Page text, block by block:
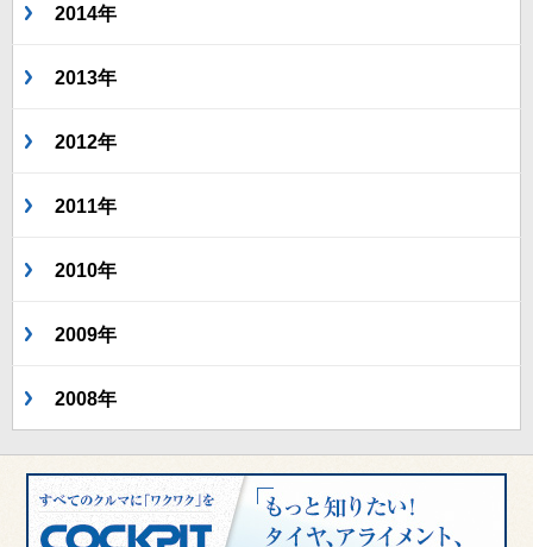
2014年
2013年
2012年
2011年
2010年
2009年
2008年